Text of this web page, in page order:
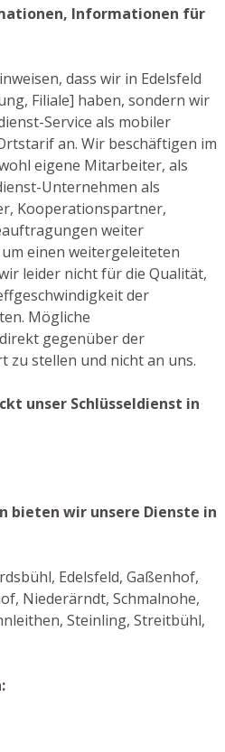
Informationen für
dass wir in Edelsfeld
Filiale] haben, sondern wir
Service als mobiler
an. Wir beschäftigen im
eigene Mitarbeiter, als
Unternehmen als
Kooperationspartner,
weiter
einen weitergeleiteten
leider nicht für die Qualität,
der
Mögliche
gegenüber der
zu stellen und nicht an uns.
unser Schlüsseldienst in
bieten wir unsere Dienste in
Edelsfeld, Gaßenhof,
Niederärndt, Schmalnohe,
Steinling, Streitbühl,